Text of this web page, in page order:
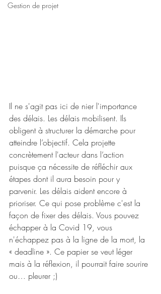
Gestion de projet
Il ne s'agit pas ici de nier l'importance
des délais. Les délais mobilisent. Ils
obligent à structurer la démarche pour
atteindre l’objectif. Cela projette
concrètement l'acteur dans l’action
puisque ça nécessite de réfléchir aux
étapes dont il aura besoin pour y
parvenir. Les délais aident encore à
prioriser. Ce qui pose problème c'est la
façon de fixer des délais. Vous pouvez
échapper à la Covid 19, vous
n'échappez pas à la ligne de la mort, la
« deadline ». Ce papier se veut léger
mais à la réflexion, il pourrait faire sourire
ou… pleurer ;)